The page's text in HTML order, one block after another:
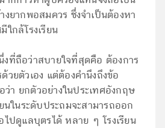
งยากพอสมควร ซึ่งจำเป็นต้องหา
ใกล้โรงเรียน
ที่ถือว่าสบายใจที่สุดคือ ต้องการ
วยตัวเอง แต่ต้องคำนึงถึงข้อ
า ยกตัวอย่างในประเทศอังกฤษ
ยนในระดับประถมจะสามารถออก
ไปดูแลบุตรได้ หลาย ๆ โรงเรียน